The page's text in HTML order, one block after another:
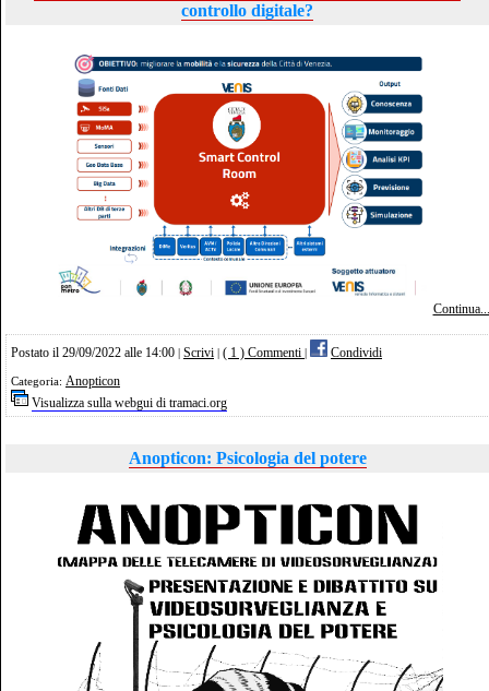
controllo digitale?
Continua...
Postato il 29/09/2022 alle 14:00 Scrivi ( 1 ) Commenti Condividi
Categoria: Anopticon
Visualizza sulla webgui di tramaci.org
Anopticon: Psicologia del potere